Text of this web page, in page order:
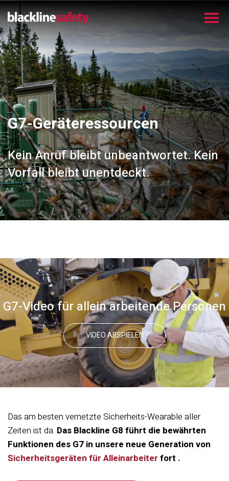
G7-Geräteressourcen
Kein Anruf bleibt unbeantwortet. Kein
Vorfall bleibt unentdeckt.
G7-Video für allein arbeitende Personen
VIDEO ABSPIELEN
Das am besten vernetzte Sicherheits-Wearable aller
Zeiten ist da. Das Blackline G8 führt die bewährten
Funktionen des G7 in unsere neue Generation von
Sicherheitsgeräten für Alleinarbeiter fort .